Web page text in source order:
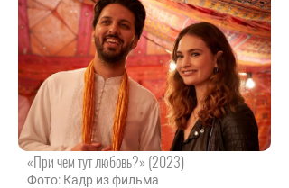
«При чем тут любовь?» (2023)
Фото: Кадр из фильма